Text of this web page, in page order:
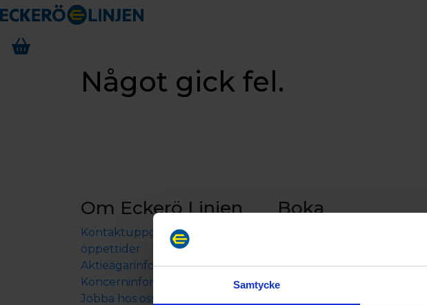
Samtycke
Något gick fel.
Om Eckerö Linjen
Kontaktuppgifter och
öppettider
Aktieägarinformation
Koncerninformation
Jobba hos oss
Boka
Resepaket till Åland